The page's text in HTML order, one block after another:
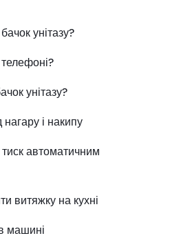
унітазу?
унітазу?
і накипу
автоматичним
витяжку на кухні
машині